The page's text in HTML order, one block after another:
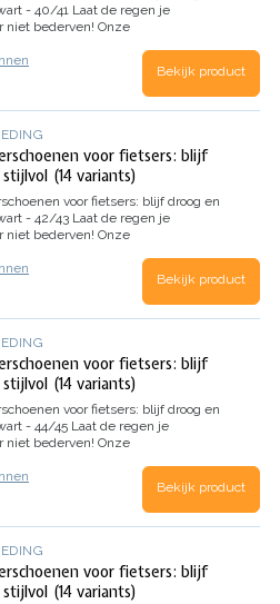
- 40/41 Laat de regen je
niet bederven! Onze
fietsers die stijl en bescherming
Geen gedoe meer metBekijk product
voor fietsers: blijf
(14 variants)
voor fietsers: blijf droog en
- 42/43 Laat de regen je
niet bederven! Onze
fietsers die stijl en bescherming
Geen gedoe meer metBekijk product
voor fietsers: blijf
(14 variants)
voor fietsers: blijf droog en
- 44/45 Laat de regen je
niet bederven! Onze
fietsers die stijl en bescherming
Geen gedoe meer metBekijk product
voor fietsers: blijf
(14 variants)